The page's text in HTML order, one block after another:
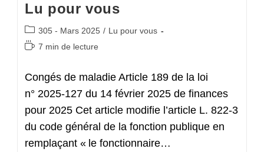
Lu pour vous
Post
category:
305 - Mars 2025 / Lu pour vous
Temps
lecture :
7 min de lecture
Congés de maladie Article 189 de la loi
n° 2025-127 du 14 février 2025 de finances
pour 2025 Cet article modifie l’article L. 822-3
du code général de la fonction publique en
remplaçant « le fonctionnaire…